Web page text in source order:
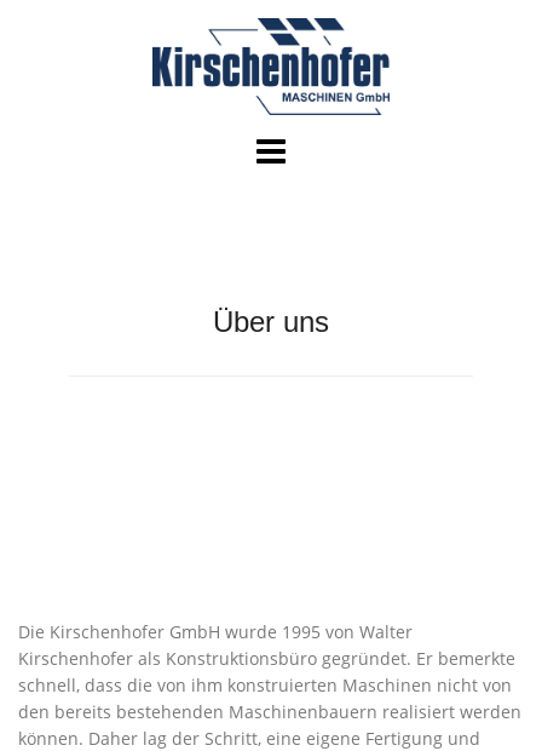
Über uns
Die Kirschenhofer GmbH wurde 1995 von Walter
Kirschenhofer als Konstruktionsbüro gegründet. Er bemerkte
schnell, dass die von ihm konstruierten Maschinen nicht von
den bereits bestehenden Maschinenbauern realisiert werden
können. Daher lag der Schritt, eine eigene Fertigung und